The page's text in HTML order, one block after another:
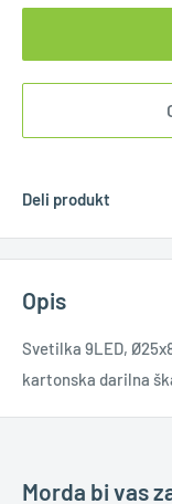
Deli produkt
Opis
Svetilka 9LED,
kartonska darilna
Morda bi vas